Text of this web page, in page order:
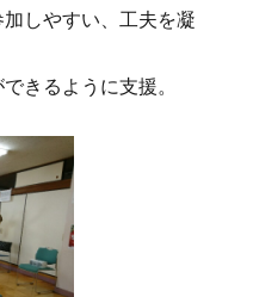
しやすい、工夫を凝
きるように支援。